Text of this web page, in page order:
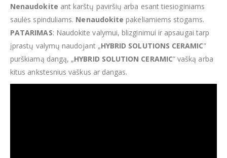
Nenaudokite ant karštų paviršių arba esant tiesioginiams
saulės spinduliams. Nenaudokite pakeliamiems stogams.
PATARIMAS: Naudokite valymui, blizginimui ir apsaugai tarp
įprastų valymų naudojant „HYBRID SOLUTIONS CERAMIC”
purškiamą dangą, „HYBRID SOLUTION CERAMIC” vašką arba
kitus ankstesnius vaškus ar dangas.